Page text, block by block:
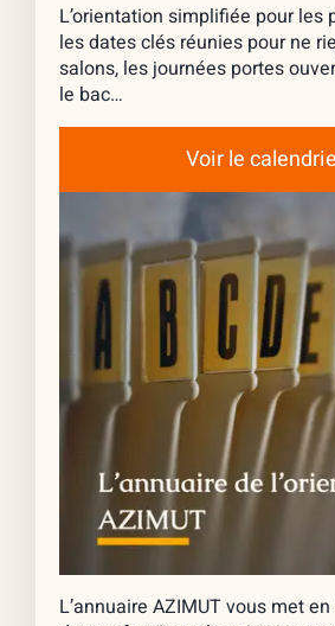
L’orientation simplifiée pour les
les dates clés réunies pour ne
salons, les journées portes
le bac…
Voir le
L’annuaire AZIMUT vous met